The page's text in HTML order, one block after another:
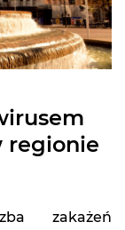
regionie
zakażeń